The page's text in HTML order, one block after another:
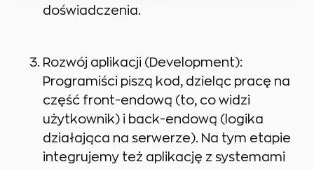
doświadczenia.
Rozwój aplikacji (Development):
Programiści piszą kod, dzieląc pracę na
część front-endową (to, co widzi
użytkownik) i back-endową (logika
działająca na serwerze). Na tym etapie
integrujemy też aplikację z systemami